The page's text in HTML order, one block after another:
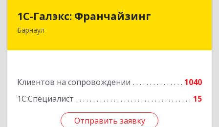
1С-Галэкс: Франчайзинг
Барнаул
Клиентов на сопровождении
1040
1С:Специалист
15
Отправить заявку
1С-Галэкс: Франчайзинг
656015, Алтайский край, Барнаул г, Деповская
Отправить заявку